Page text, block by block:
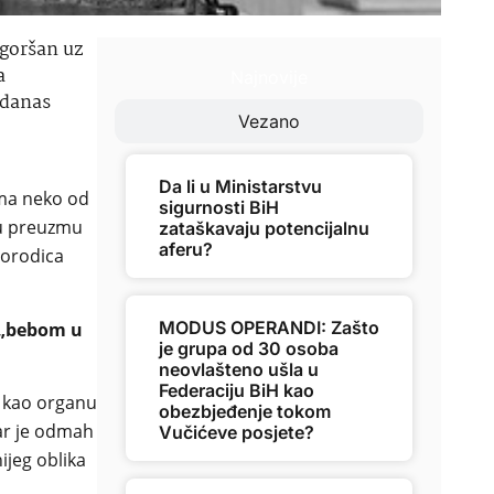
uz
neko od
preuzmu
u
organu
je odmah
oblika
Vezano
Da li u Ministarstvu
sigurnosti BiH
zataškavaju potencijalnu
aferu?
MODUS OPERANDI: Zašto
je grupa od 30 osoba
neovlašteno ušla u
Federaciju BiH kao
obezbjeđenje tokom
Vučićeve posjete?